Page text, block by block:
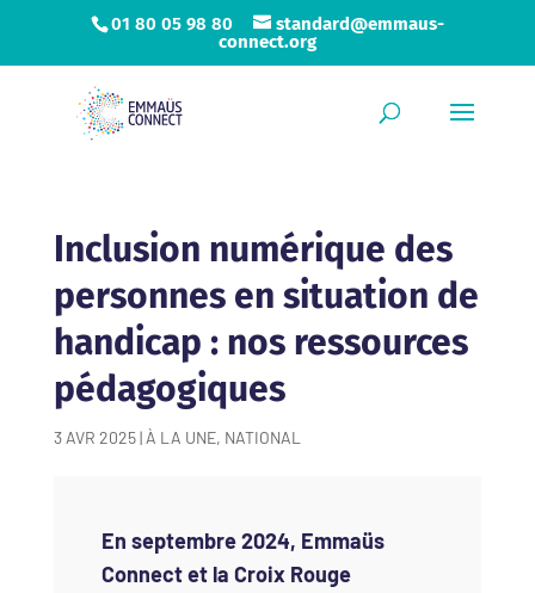
01 80 05 98 80
standard@emmaus-
connect.org
Inclusion numérique des
personnes en situation de
handicap : nos ressources
pédagogiques
3 AVR 2025| À LA UNE, NATIONAL
En septembre 2024, Emmaüs
Connect et la Croix Rouge